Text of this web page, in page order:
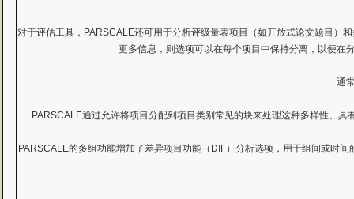
对于评估工具，PARSCALE还可用于分析评级量表项目（如开放式论文题目）
更多信息，则选项可以在每个项目中保持分离，以便在
通
PARSCALE通过允许将项目分配到项目类别常见的块来处理这种多样性。
PARSCALE的多组功能增加了差异项目功能（DIF）分析选项，用于组间或时